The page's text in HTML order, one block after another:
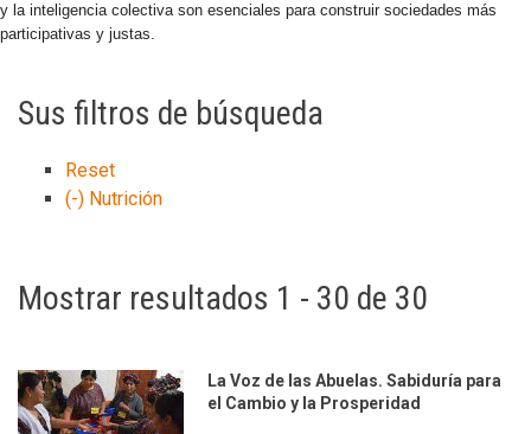
y la inteligencia colectiva son esenciales para construir sociedades más
participativas y justas.
Sus filtros de búsqueda
Reset
(-) Nutrición
Mostrar resultados 1 - 30 de 30
La Voz de las Abuelas. Sabiduría para
el Cambio y la Prosperidad